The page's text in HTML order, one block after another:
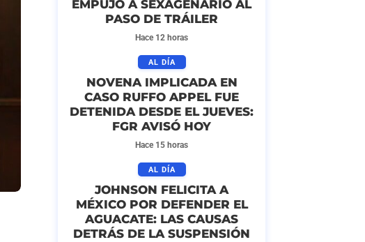
EMPUJÓ A SEXAGENARIO AL
PASO DE TRÁILER
Hace 12 horas
AL DÍA
NOVENA IMPLICADA EN
CASO RUFFO APPEL FUE
DETENIDA DESDE EL JUEVES:
FGR AVISÓ HOY
Hace 15 horas
AL DÍA
JOHNSON FELICITA A
MÉXICO POR DEFENDER EL
AGUACATE: LAS CAUSAS
DETRÁS DE LA SUSPENSIÓN